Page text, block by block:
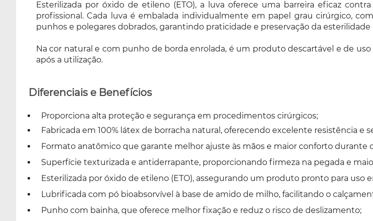
punho de borda enrolada, é um produto
descartável e de uso único, não devendo ser
reutilizado, reprocessado ou reesterilizado
após a utilização.
Esterilizada por óxido de etileno (ETO), a luva oferece uma barreira eficaz
profissional. Cada luva é embalada individualmente em papel grau cirúrgico,
punhos e polegares dobrados, garantindo praticidade e preservação da
Na cor natural e com punho de borda enrolada, é um produto descartável e de
após a utilização.
Diferenciais e Benefícios
Proporciona alta proteção e segurança em procedimentos cirúrgicos;
Fabricada em 100% látex de borracha natural, oferecendo excelente resistência e
Formato anatômico que garante melhor ajuste às mãos e maior conforto durante
Superfície texturizada e antiderrapante, proporcionando firmeza na pegada e
Esterilizada por óxido de etileno (ETO), assegurando um produto pronto para uso
Lubrificada com pó bioabsorvível à base de amido de milho, facilitando o
Punho com bainha, que oferece melhor fixação e reduz o risco de deslizamento;